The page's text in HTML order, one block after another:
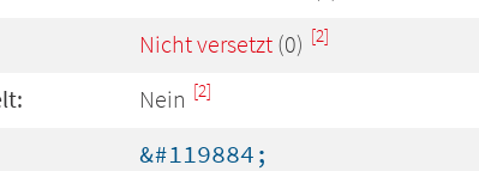
Nicht versetzt (0) [2]
Nein [2]
&#119884;